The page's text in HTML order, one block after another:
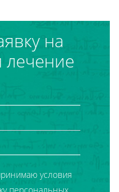
на
лечение
условия